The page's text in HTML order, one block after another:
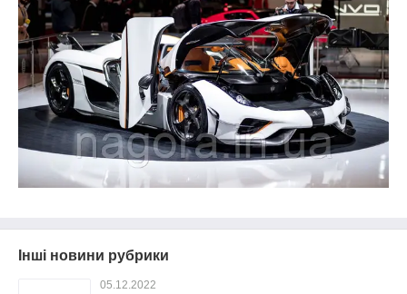
Інші новини рубрики
05.12.2022